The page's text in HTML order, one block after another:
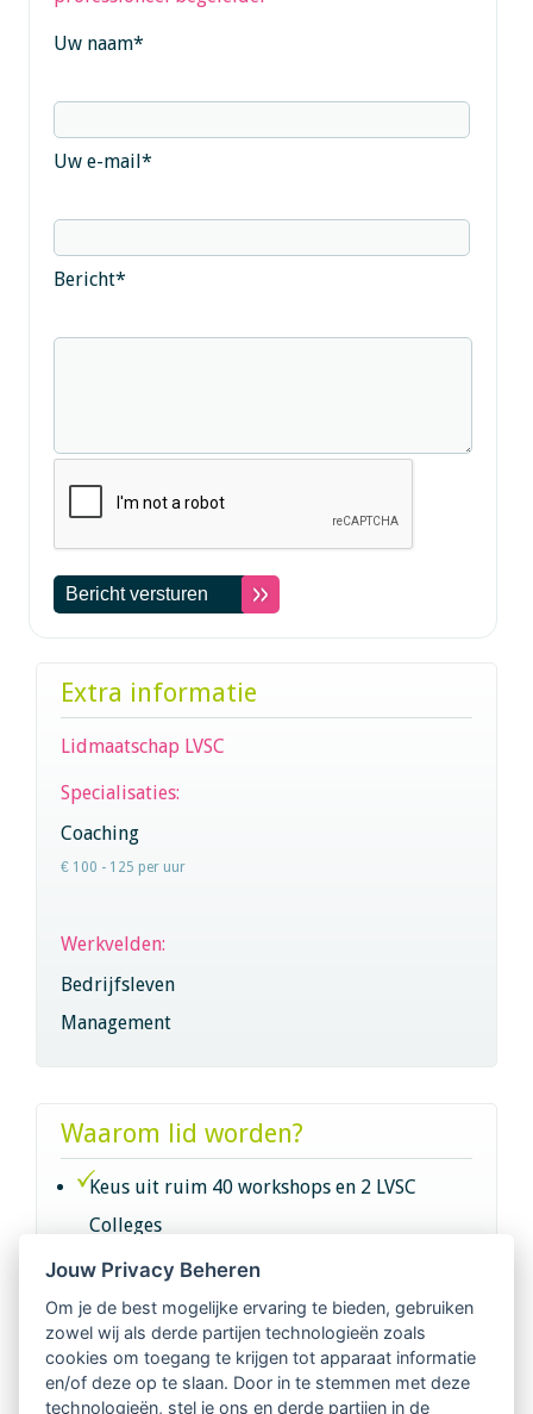
Uw naam*
Uw e-mail*
Bericht*
Extra informatie
Lidmaatschap LVSC
Specialisaties:
Coaching
€ 100 - 125 per uur
Werkvelden:
Bedrijfsleven
Management
Waarom lid worden?
Keus uit ruim 40 workshops en 2 LVSC
Colleges
Intervisie met geregistreerde vakgenoten
Netwerk van 2100 professionals in 14
regio's
Jouw Privacy Beheren
Om je de best mogelijke ervaring te bieden, gebruiken
zowel wij als derde partijen technologieën zoals
cookies om toegang te krijgen tot apparaat informatie
en/of deze op te slaan. Door in te stemmen met deze
technologieën, stel je ons en derde partijen in de